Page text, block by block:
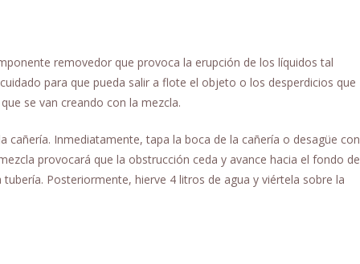
removedor que provoca la erupción de los líquidos tal
para que pueda salir a flote el objeto o los desperdicios que
se van creando con la mezcla.
cañería. Inmediatamente, tapa la boca de la cañería o desagüe con
provocará que la obstrucción ceda y avance hacia el fondo de
Posteriormente, hierve 4 litros de agua y viértela sobre la